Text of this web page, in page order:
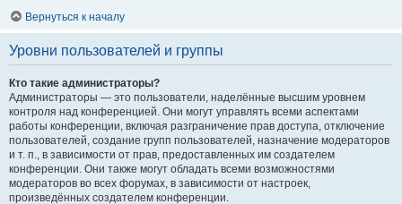
Вернуться к началу
Уровни пользователей и группы
Кто такие администраторы?
Администраторы — это пользователи, наделённые высшим уровнем
контроля над конференцией. Они могут управлять всеми аспектами
работы конференции, включая разграничение прав доступа, отключение
пользователей, создание групп пользователей, назначение модераторов
и т. п., в зависимости от прав, предоставленных им создателем
конференции. Они также могут обладать всеми возможностями
модераторов во всех форумах, в зависимости от настроек,
произведённых создателем конференции.